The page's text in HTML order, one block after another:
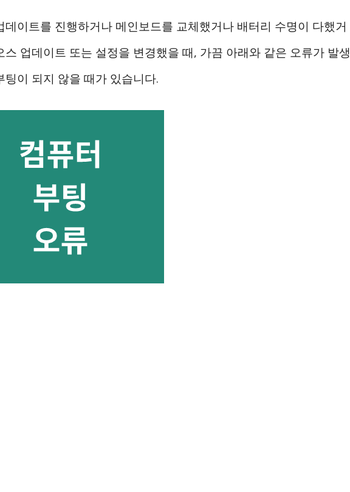
데이트를 진행하거나 메인보드를 교체했거나 배터리 수명이 다했거
스 업데이트 또는 설정을 변경했을 때, 가끔 아래와 같은 오류가 발생
팅이 되지 않을 때가 있습니다.